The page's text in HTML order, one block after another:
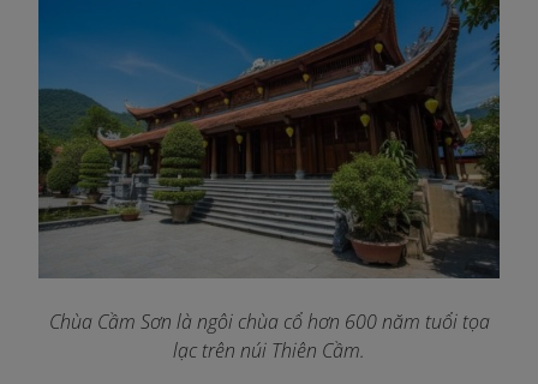
Chùa Cầm Sơn là ngôi chùa cổ hơn 600 năm tuổi tọa
lạc trên núi Thiên Cầm.